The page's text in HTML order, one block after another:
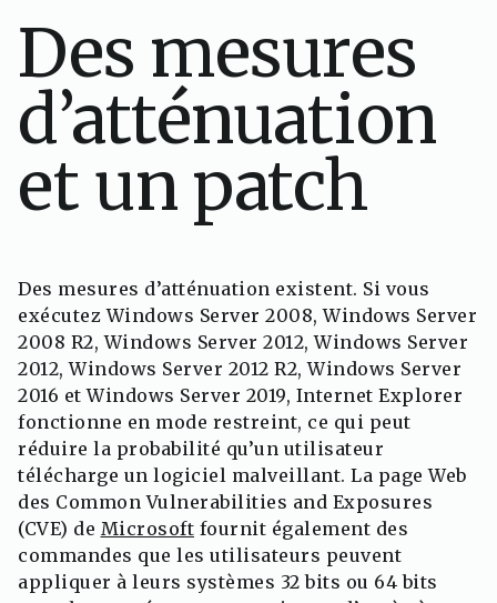
Des mesures
d’atténuation
et un patch
Des mesures d’atténuation existent. Si vous
exécutez Windows Server 2008, Windows Server
2008 R2, Windows Server 2012, Windows Server
2012, Windows Server 2012 R2, Windows Server
2016 et Windows Server 2019, Internet Explorer
fonctionne en mode restreint, ce qui peut
réduire la probabilité qu’un utilisateur
télécharge un logiciel malveillant. La page Web
des Common Vulnerabilities and Exposures
(CVE) de Microsoft fournit également des
commandes que les utilisateurs peuvent
appliquer à leurs systèmes 32 bits ou 64 bits